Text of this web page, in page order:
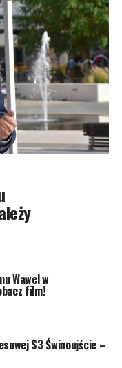
Wawel w
film!
S3 Świnoujście –